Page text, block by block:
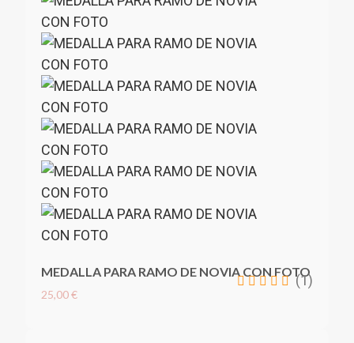
MEDALLA PARA RAMO DE NOVIA CON FOTO
25,00 €
(1)